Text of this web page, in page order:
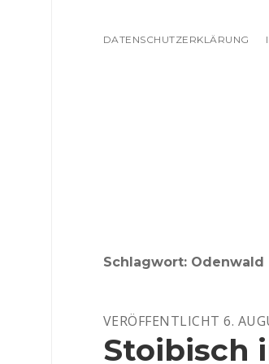
DATENSCHUTZERKLÄRUNG
Schlagwort: Odenwald
VERÖFFENTLICHT 6.
Stoibisch